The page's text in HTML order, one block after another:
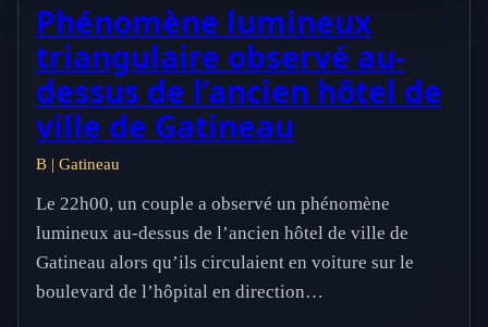
Phénomène lumineux
triangulaire observé au-
dessus de l’ancien hôtel de
ville de Gatineau
B | Gatineau
Le 22h00, un couple a observé un phénomène
lumineux au-dessus de l’ancien hôtel de ville de
Gatineau alors qu’ils circulaient en voiture sur le
boulevard de l’hôpital en direction…